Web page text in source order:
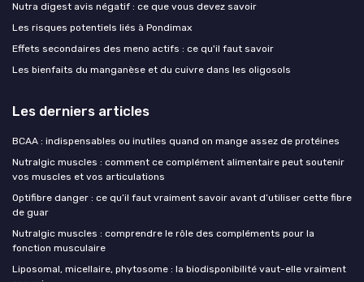
Nutra digest avis négatif : ce que vous devez savoir
Les risques potentiels liés à Pondimax
Effets secondaires des meno actifs : ce qu'il faut savoir
Les bienfaits du manganèse et du cuivre dans les oligosols
Les derniers articles
BCAA : indispensables ou inutiles quand on mange assez de protéines
Nutralgic muscles : comment ce complément alimentaire peut soutenir
vos muscles et vos articulations
Optifibre danger : ce qu’il faut vraiment savoir avant d’utiliser cette fibre
de guar
Nutralgic muscles : comprendre le rôle des compléments pour la
fonction musculaire
Liposomal, micellaire, phytosome : la biodisponibilité vaut-elle vraiment